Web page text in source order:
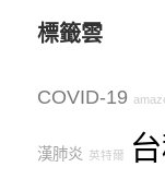
間
標籤雲
COVID-19
漢肺炎 英特爾